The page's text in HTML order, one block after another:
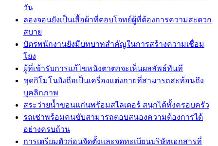
วัน
ลองจอนยังเป็นเสื้อผ้าที่ตอบโจทย์ผู้ที่ต้องการความสะดวก
สบาย
บัตรพนักงานยังมีบทบาทสำคัญในการสร้างความเชื่อม
โยง
ผู้ที่เข้ารับการแก้ไขหนังตาตกจะเห็นผลลัพธ์ทันที
ชุดกิโมโนยังถือเป็นเครื่องแต่งกายที่สามารถสะท้อนถึง
บุคลิกภาพ
สระว่ายน้ำขอนแก่นพร้อมสไลเดอร์ สนุกได้ทั้งครอบครัว
รถเช่าพร้อมคนขับสามารถตอบสนองความต้องการได้
อย่างครบถ้วน
การเตรียมตัวก่อนจัดตั้งและจดทะเบียนบริษัทเอกสารที่